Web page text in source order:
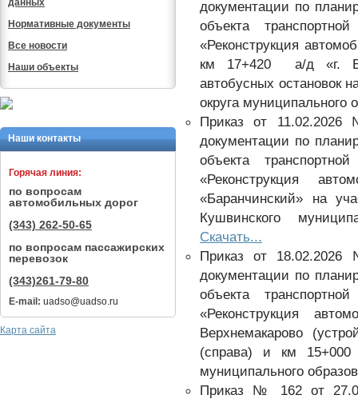
данных
Нормативные документы
Все новости
Наши объекты
Наши контакты
Горячая линия:
по вопросам
автомобильных дорог
(343) 262-50-65
по вопросам пассажирских
перевозок
(343)261-79-80
E-mail: uadso@uadso.ru
Карта сайта
документации по
объекта
«Реконструкция
км 17+420 а/д «г.
автобусных остановок
округа муниципального
Приказ от
документации по
объекта
«Реконструкция
«Баранчинский» на
Кушвинского
Скачать...
Приказ от
документации по
объекта
«Реконструкция
Верхнемакарово
(справа) и км 15+000
муниципального
Приказ № 162 от